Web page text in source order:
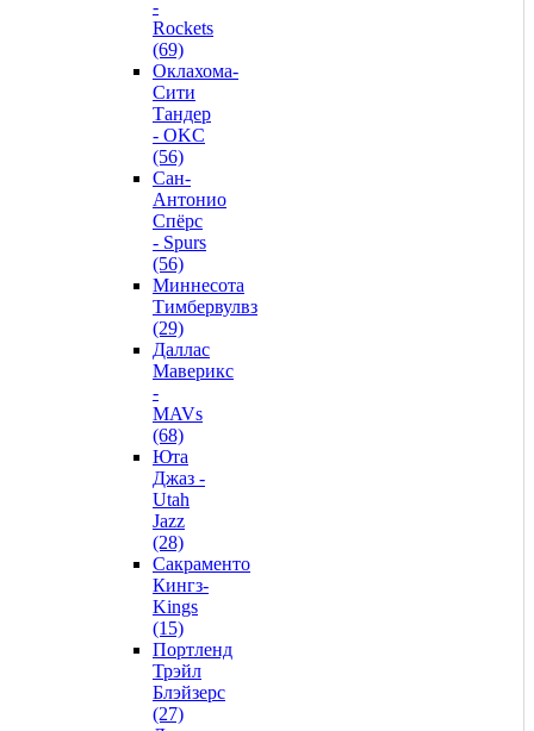
-
Rockets
(69)
Оклахома-
Сити
Тандер
- OKC
(56)
Сан-
Антонио
Спёрс
- Spurs
(56)
Миннесота
Тимбервулвз
(29)
Даллас
Маверикс
-
MAVs
(68)
Юта
Джаз -
Utah
Jazz
(28)
Сакраменто
Кингз-
Kings
(15)
Портленд
Трэйл
Блэйзерс
(27)